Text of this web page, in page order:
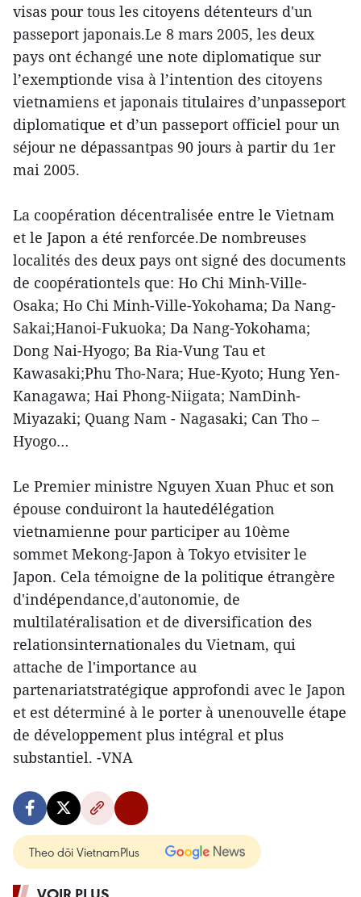
visas pour tous les citoyens détenteurs d'un
passeport japonais.Le 8 mars 2005, les deux
pays ont échangé une note diplomatique sur
l’exemptionde visa à l’intention des citoyens
vietnamiens et japonais titulaires d’unpasseport
diplomatique et d’un passeport officiel pour un
séjour ne dépassantpas 90 jours à partir du 1er
mai 2005.
La coopération décentralisée entre le Vietnam
et le Japon a été renforcée.De nombreuses
localités des deux pays ont signé des documents
de coopérationtels que: Ho Chi Minh-Ville-
Osaka; Ho Chi Minh-Ville-Yokohama; Da Nang-
Sakai;Hanoi-Fukuoka; Da Nang-Yokohama;
Dong Nai-Hyogo; Ba Ria-Vung Tau et
Kawasaki;Phu Tho-Nara; Hue-Kyoto; Hung Yen-
Kanagawa; Hai Phong-Niigata; NamDinh-
Miyazaki; Quang Nam - Nagasaki; Can Tho –
Hyogo…
Le Premier ministre Nguyen Xuan Phuc et son
épouse conduiront la hautedélégation
vietnamienne pour participer au 10ème
sommet Mekong-Japon à Tokyo etvisiter le
Japon. Cela témoigne de la politique étrangère
d'indépendance,d'autonomie, de
multilatéralisation et de diversification des
relationsinternationales du Vietnam, qui
attache de l'importance au
partenariatstratégique approfondi avec le Japon
et est déterminé à le porter à unenouvelle étape
de développement plus intégral et plus
substantiel. -VNA
Theo dõi VietnamPlus